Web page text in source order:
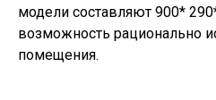
модели составляют 900*
возможность рационально
помещения.